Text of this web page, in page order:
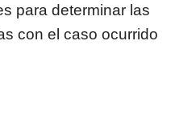
para determinar las
con el caso ocurrido